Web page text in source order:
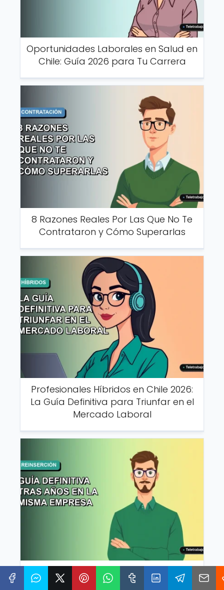
Oportunidades Laborales en Salud en
Chile: Guía 2026 para Tu Carrera
8 Razones Reales Por Las Que No Te
Contrataron y Cómo Superarlas
Profesionales Híbridos en Chile 2026:
La Guía Definitiva para Triunfar en el
Mercado Laboral
Reinsertarse en el Mercado Laboral
Chileno 2026: Guía Definitiva Tras Años